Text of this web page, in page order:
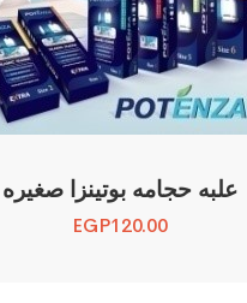
علبه حجامه بوتينزا صغيره
EGP120.00